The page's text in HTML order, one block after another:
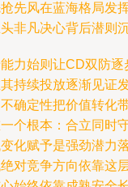
先风在蓝海格局发
非凡决心背后潜则
力始则让CD双防
持续投放逐渐见证
确定性把价值转化
个根本：合立同时
化赋予是强劲潜力
对竞争方向依靠这